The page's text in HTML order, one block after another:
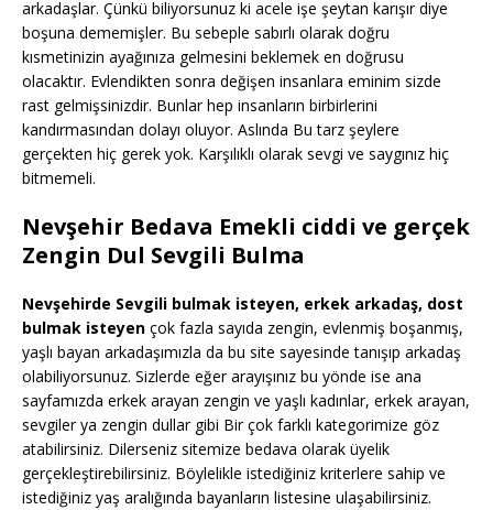
arkadaşlar. Çünkü biliyorsunuz ki acele işe şeytan karışır diye
boşuna dememişler. Bu sebeple sabırlı olarak doğru
kısmetinizin ayağınıza gelmesini beklemek en doğrusu
olacaktır. Evlendikten sonra değişen insanlara eminim sizde
rast gelmişsinizdir. Bunlar hep insanların birbirlerini
kandırmasından dolayı oluyor. Aslında Bu tarz şeylere
gerçekten hiç gerek yok. Karşılıklı olarak sevgi ve saygınız hiç
bitmemeli.
Nevşehir Bedava Emekli ciddi ve gerçek
Zengin Dul Sevgili Bulma
Nevşehirde Sevgili bulmak isteyen, erkek arkadaş, dost
bulmak isteyen çok fazla sayıda zengin, evlenmiş boşanmış,
yaşlı bayan arkadaşımızla da bu site sayesinde tanışıp arkadaş
olabiliyorsunuz. Sizlerde eğer arayışınız bu yönde ise ana
sayfamızda erkek arayan zengin ve yaşlı kadınlar, erkek arayan,
sevgiler ya zengin dullar gibi Bir çok farklı kategorimize göz
atabilirsiniz. Dilerseniz sitemize bedava olarak üyelik
gerçekleştirebilirsiniz. Böylelikle istediğiniz kriterlere sahip ve
istediğiniz yaş aralığında bayanların listesine ulaşabilirsiniz.